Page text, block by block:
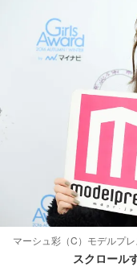
マーシュ彩（C）モデルプレ
スクロール